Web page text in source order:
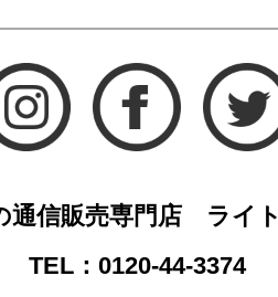
通信販売専門店 ライ
TEL：0120-44-3374